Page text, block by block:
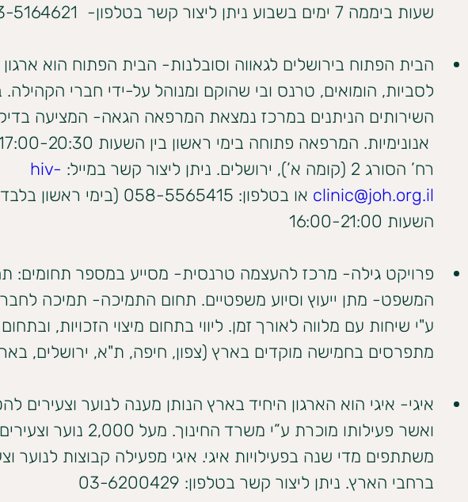
שעות ביממה 7 ימים בשבוע ניתן ליצור קשר בטלפון-  03-5164621
הבית הפתוח בירושלים לגאווה וסובלנות- הבית הפתוח הוא
לסביות, הומואים, טרנס ובי שהוקם ומנוהל על-ידי חברי הקהילה.
רח’ הסורג 2 (קומה א’), ירושלים. ניתן ליצור קשר במייל:
hiv-
clinic@joh.org.il
או בטלפון: 058-5565415 (בימי ראשון
השעות 16:00-21:00
פרויקט גילה- מרכז להעצמה טרנסית- מסייע במספר תחומים:
המשפט- מתן ייעוץ וסיוע משפטיים. תחום התמיכה- תמיכה
ע"י שיחות עם מלווה לאורך זמן. ליווי בתחום מיצוי הזכויות, ובתחום
מתפרסים בחמישה מוקדים בארץ (צפון, חיפה, ת"א, ירושלים,
איגי- איגי הוא הארגון היחיד בארץ הנותן מענה לנוער וצעירים
ואשר פעילותו מוכרת ע”י משרד החינוך. מעל 2,000 נוער וצעירים
משתתפים מדי שנה בפעילויות איגי. איגי מפעילה קבוצות לנוער
ברחבי הארץ. ניתן ליצור קשר בטלפון: 03-6200429